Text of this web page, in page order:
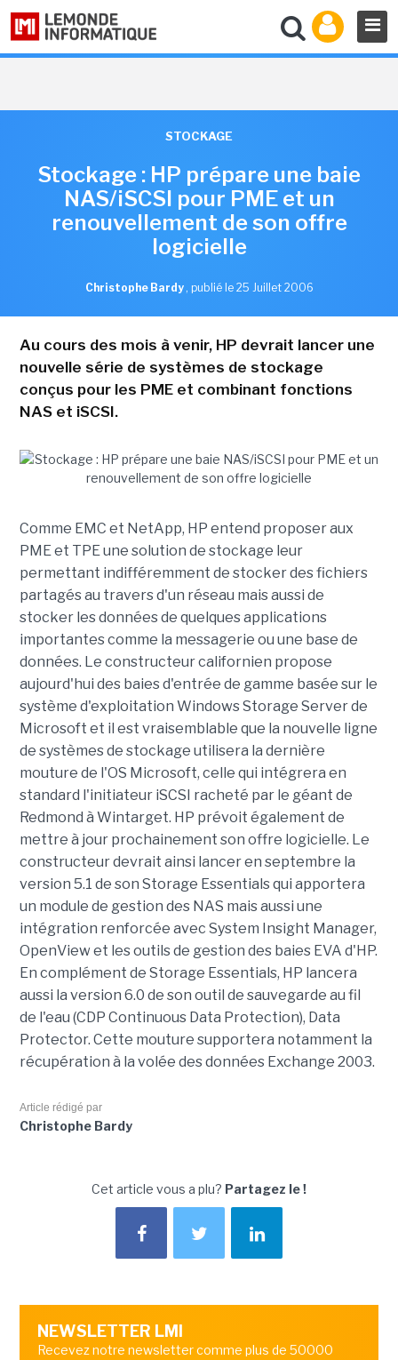
STOCKAGE
Stockage : HP prépare une baie
NAS/iSCSI pour PME et un
renouvellement de son offre
logicielle
Christophe Bardy , publié le 25 Juillet 2006
Au cours des mois à venir, HP devrait lancer une
nouvelle série de systèmes de stockage
conçus pour les PME et combinant fonctions
NAS et iSCSI.
Comme EMC et NetApp, HP entend proposer aux
PME et TPE une solution de stockage leur
permettant indifféremment de stocker des fichiers
partagés au travers d'un réseau mais aussi de
stocker les données de quelques applications
importantes comme la messagerie ou une base de
données. Le constructeur californien propose
aujourd'hui des baies d'entrée de gamme basée sur le
système d'exploitation Windows Storage Server de
Microsoft et il est vraisemblable que la nouvelle ligne
de systèmes de stockage utilisera la dernière
mouture de l'OS Microsoft, celle qui intégrera en
standard l'initiateur iSCSI racheté par le géant de
Redmond à Wintarget. HP prévoit également de
mettre à jour prochainement son offre logicielle. Le
constructeur devrait ainsi lancer en septembre la
version 5.1 de son Storage Essentials qui apportera
un module de gestion des NAS mais aussi une
intégration renforcée avec System Insight Manager,
OpenView et les outils de gestion des baies EVA d'HP.
En complément de Storage Essentials, HP lancera
aussi la version 6.0 de son outil de sauvegarde au fil
de l'eau (CDP Continuous Data Protection), Data
Protector. Cette mouture supportera notamment la
récupération à la volée des données Exchange 2003.
Article rédigé par
Christophe Bardy
Cet article vous a plu? Partagez le !
NEWSLETTER LMI
Recevez notre newsletter comme plus de 50000